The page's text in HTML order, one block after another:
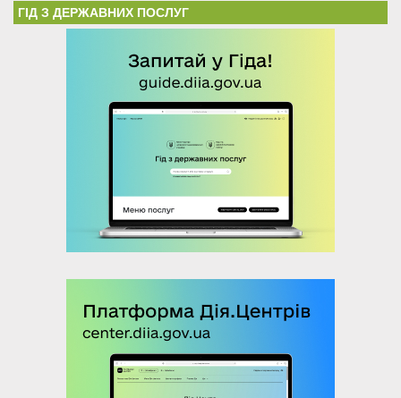
ГІД З ДЕРЖАВНИХ ПОСЛУГ